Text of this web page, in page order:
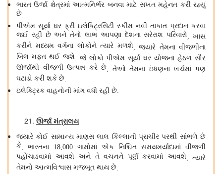
ભારત ઉર્જા ક્ષેત્રમાં આત્મનિર્ભર બનવા માટે સખત મહેનત કરી રહ્યું
છે.
પીએમ સૂર્યા ઘર ફ્રી ઇલેક્ટ્રિસિટી સ્કીમ નવી તાકાત પ્રદાન કરવા
જઈ રહી છે અને તેનો લાભ આપણા દેશના સરેરાશ પરિવારો,ખાસ
કરીને મધ્યમ વર્ગના લોકોને ત્યારે મળશે, જ્યારે તેમના વીજળીના
બિલ મફત થઈ જશે. જે લોકો પીએમ સૂર્યા ઘર યોજના હેઠળ સૌર
ઊર્જાથી વીજળી ઉત્પન્ન કરે છે, તેઓ તેમના ઇંધણના ખર્ચમાં પણ
ઘટાડો કરી શકે છે.
ઇલેક્ટ્રિક વાહનોની માંગ વધી રહી છે.
ઊર્જા મંત્રાલય
જ્યારે કોઈ સામાન્ય માણસ લાલ કિલ્લાની પ્રાચીર પરથી સાંભળે છે
કે, ભારતના 18,000 ગામોમાં એક નિશ્ચિત સમયમર્યાદામાં વીજળી
પહોંચાડવામાં આવશે અને તે વચનને પૂર્ણ કરવામાં આવશે, ત્યારે
તેમનો આત્મવિશ્વાસ મજબૂત થાય છે.